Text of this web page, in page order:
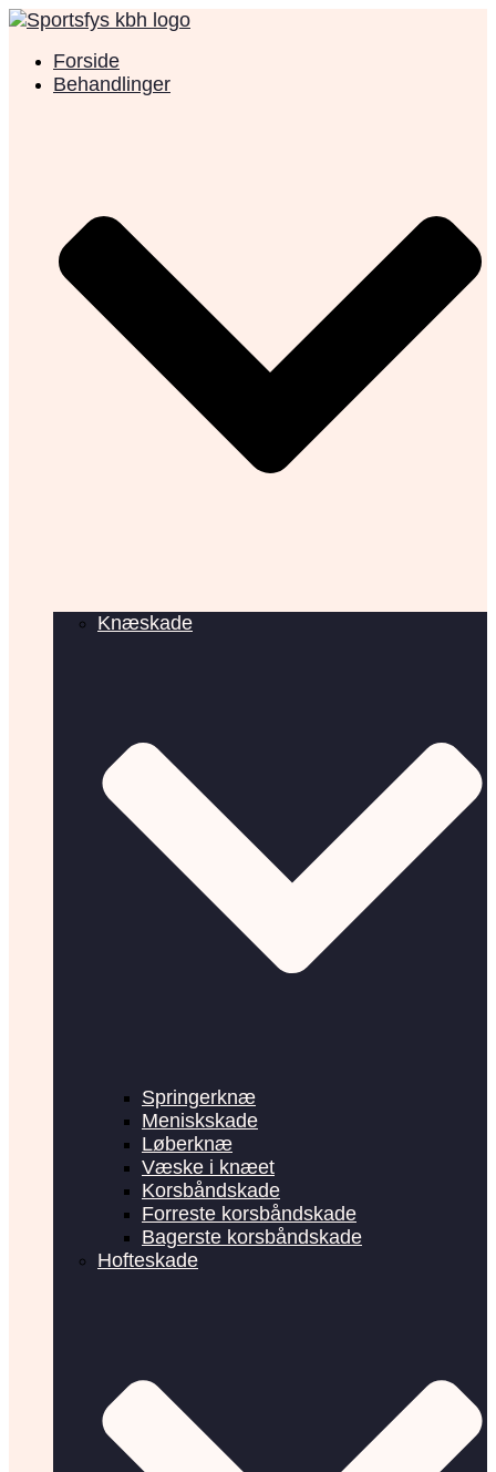
Videre
indholdForside
Behandlinger
Knæskade
Springerknæ
Meniskskade
Løberknæ
Væske i knæet
Korsbåndskade
Forreste korsbåndskade
Bagerste korsbåndskade
Hofteskade